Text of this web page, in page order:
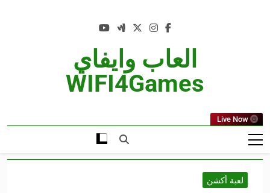
العاب وايفاي
WIFI4Games
Live Now
لعبة أكشن